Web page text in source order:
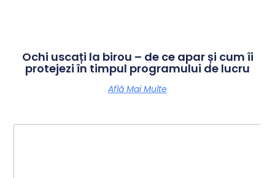
Ochi uscați la birou – de ce apar și cum îi
protejezi în timpul programului de lucru
Află Mai Multe